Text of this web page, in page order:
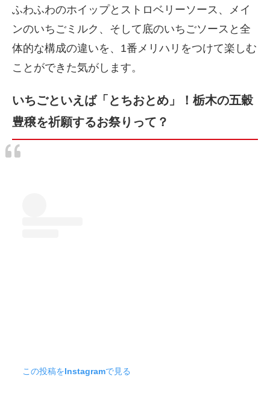
ふわふわのホイップとストロベリーソース、メイ
ンのいちごミルク、そして底のいちごソースと全
体的な構成の違いを、1番メリハリをつけて楽しむ
ことができた気がします。
いちごといえば「とちおとめ」！栃木の五穀
豊穣を祈願するお祭りって？
この投稿をInstagramで見る